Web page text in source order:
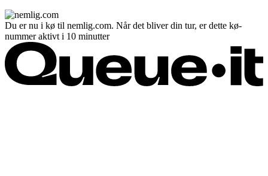
Du er nu i kø til nemlig.com. Når det bliver din tur, er dette kø-
nummer aktivt i 10 minutter